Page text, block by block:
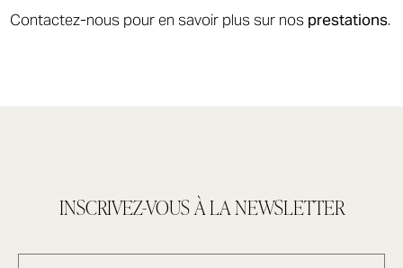
Contactez-nous pour en savoir plus sur nos prestations.
INSCRIVEZ-VOUS À LA NEWSLETTER